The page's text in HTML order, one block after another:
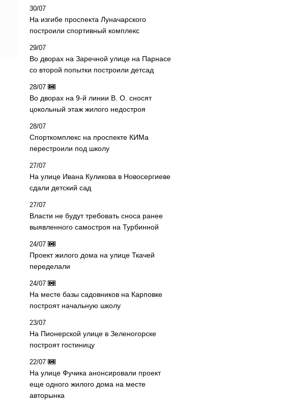
30/07
На изгибе проспекта Луначарского
построили спортивный комплекс
29/07
Во дворах на Заречной улице на Парнасе
со второй попытки построили детсад
28/07
Во дворах на 9-й линии В. О. сносят
цокольный этаж жилого недостроя
28/07
Спорткомплекс на проспекте КИМа
перестроили под школу
27/07
На улице Ивана Куликова в Новосергиеве
сдали детский сад
27/07
Власти не будут требовать сноса ранее
выявленного самостроя на Турбинной
24/07
Проект жилого дома на улице Ткачей
переделали
24/07
На месте базы садовников на Карповке
построят начальную школу
23/07
На Пионерской улице в Зеленогорске
построят гостиницу
22/07
На улице Фучика анонсировали проект
еще одного жилого дома на месте
авторынка